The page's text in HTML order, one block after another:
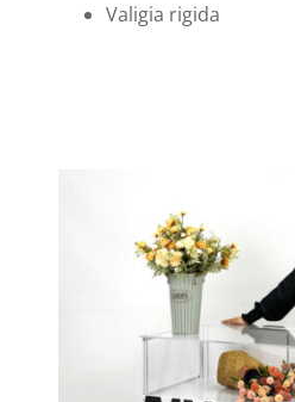
Valigia rigida